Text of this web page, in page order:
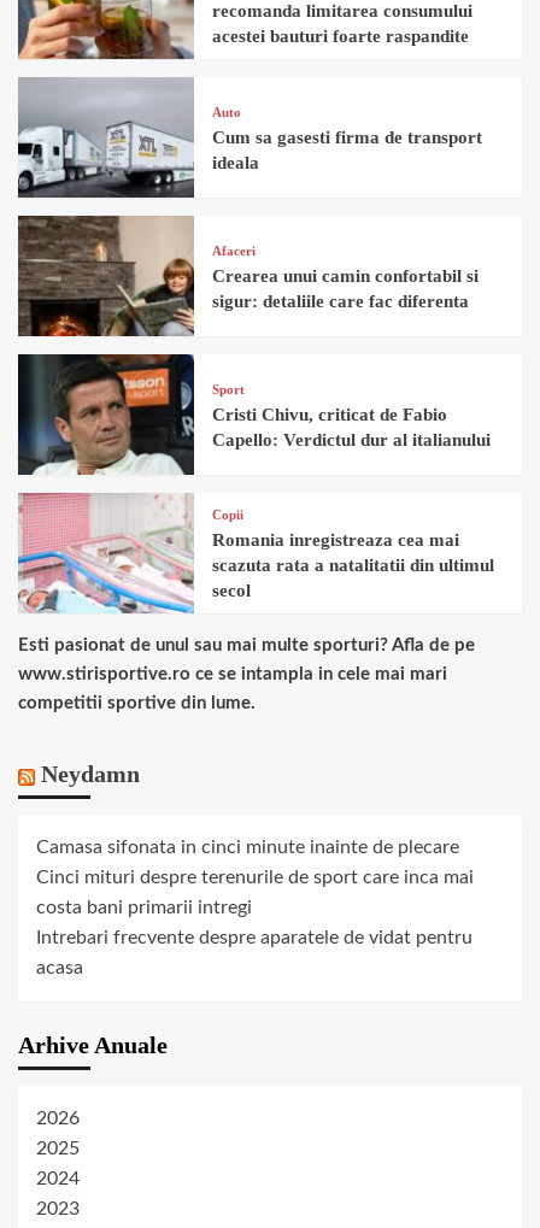
recomanda limitarea consumului
acestei bauturi foarte raspandite
Auto
Cum sa gasesti firma de transport
ideala
Afaceri
Crearea unui camin confortabil si
sigur: detaliile care fac diferenta
Sport
Cristi Chivu, criticat de Fabio
Capello: Verdictul dur al italianului
Copii
Romania inregistreaza cea mai
scazuta rata a natalitatii din ultimul
secol
Esti pasionat de unul sau mai multe sporturi? Afla de pe
www.stirisportive.ro ce se intampla in cele mai mari
competitii sportive din lume.
Neydamn
Camasa sifonata in cinci minute inainte de plecare
Cinci mituri despre terenurile de sport care inca mai
costa bani primarii intregi
Intrebari frecvente despre aparatele de vidat pentru
acasa
Arhive Anuale
2026
2025
2024
2023